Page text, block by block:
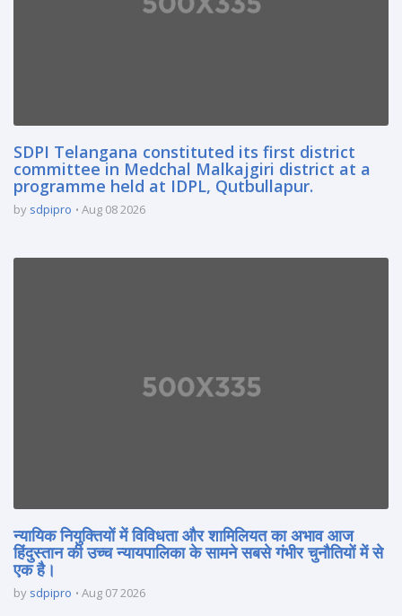
SDPI Telangana constituted its first district
committee in Medchal Malkajgiri district at a
programme held at IDPL, Qutbullapur.
by sdpipro Aug 08 2026
न्यायिक नियुक्तियों में विविधता और शामिलियत का अभाव आज
हिंदुस्तान की उच्च न्यायपालिका के सामने सबसे गंभीर चुनौतियों में से
एक है।
by sdpipro Aug 07 2026